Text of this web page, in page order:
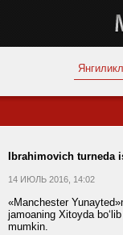
Ibrahimovich turneda
14 ИЮЛЬ 2016, 14:02
«Manchester
jamoaning Xitoyda
mumkin.